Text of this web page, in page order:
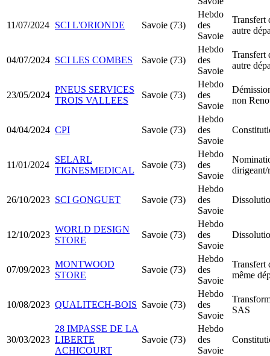
11/07/2024 SCI L'ORIONDE Savoie (73)
Hebdo
des
Savoie
Transfert
autre
04/07/2024 SCI LES COMBES Savoie (73)
Hebdo
des
Savoie
Transfert
autre
23/05/2024
PNEUS SERVICES
TROIS VALLEES
Savoie (73)
Hebdo
des
Savoie
non
04/04/2024 CPI Savoie (73)
Hebdo
des
Savoie
11/01/2024
SELARL
TIGNESMEDICAL
Savoie (73)
Hebdo
des
Savoie
dirigeant/
26/10/2023 SCI GONGUET Savoie (73)
Hebdo
des
Savoie
12/10/2023
WORLD DESIGN
STORE
Savoie (73)
Hebdo
des
Savoie
07/09/2023
MONTWOOD
STORE
Savoie (73)
Hebdo
des
Savoie
Transfert
même
10/08/2023 QUALITECH-BOIS Savoie (73)
Hebdo
des
Savoie
SAS
30/03/2023
28 IMPASSE DE LA
LIBERTE
ACHICOURT
Savoie (73)
Hebdo
des
Savoie